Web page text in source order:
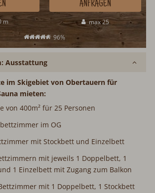
m
max 25
96%
ANFRAGEN
Ausstattung
Skigebiet von Obertauern für Gruppen
von 400m² für 25 Personen
im OG
mit Stockbett und Einzelbett
mit jeweils 1 Doppelbett, 1
1 Einzelbett mit Zugang zum Balkon
mit 1 Doppelbett, 1 Stockbett